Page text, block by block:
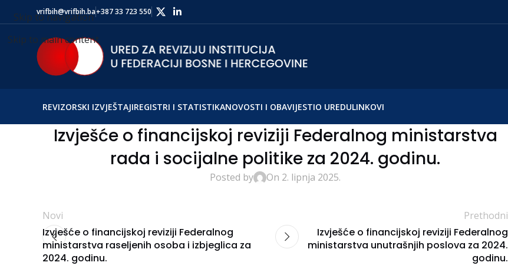
Skip to navigation
Skip to main content
vrifbih@vrifbih.ba+387 33 723 550
REVIZORSKI IZVJEŠTAJIREGISTRI I STATISTIKANOVOSTI I OBAVIJESTIO UREDULINKOVI
Izvješće o financijskoj reviziji Federalnog ministarstva
rada i socijalne politike za 2024. godinu.
Posted by On 2. lipnja 2025.
Novi
Izvješće o financijskoj reviziji Federalnog
ministarstva raseljenih osoba i izbjeglica za
2024. godinu.
Prethodni
Izvješće o financijskoj reviziji Federalnog
ministarstva unutrašnjih poslova za 2024.
godinu.